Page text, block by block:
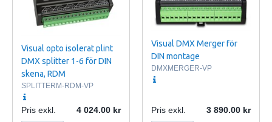
Visual opto isolerat plint
DMX splitter 1-6 för DIN
skena, RDM
SPLITTERM-RDM-VP
Pris exkl. 4 024.00
Visual DMX Merger för
DIN montage
DMXMERGER-VP
Pris exkl. 3 890.00